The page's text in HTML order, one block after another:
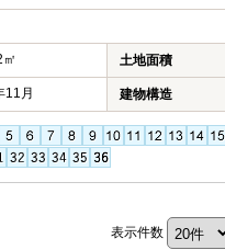
土地面積
11月 建物構造
表示件数